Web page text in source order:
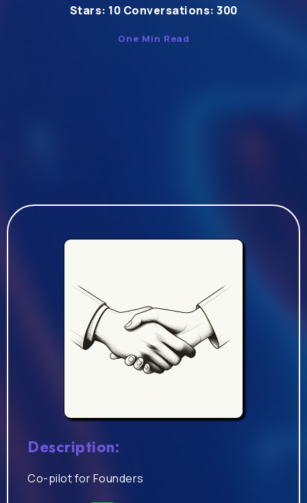
Stars: 10 Conversations: 300
One Min Read
Description:
Co-pilot for Founders